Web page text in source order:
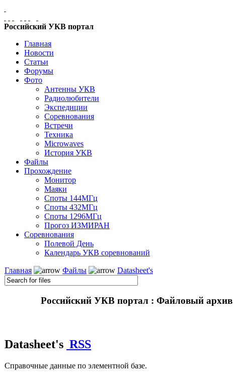
Российский УКВ портал
Главная
Новости
Статьи
Форумы
Фото
Антенны УКВ
Радиолюбители
Экспедиции
Соревнования
Встречи
Техника
Microwaves
История УКВ
Файлы
Прохождение
Монитор
Маяки
Споты 144МГц
Споты 432МГц
Споты 1296МГц
Прогоз ИЗМИРАН
Соревнования
Полевой День
Календарь УКВ соревнований
Главная Файлы Datasheet's
Российский УКВ портал : Файловый архив
Datasheet's RSS
Справочные данные по элементной базе.